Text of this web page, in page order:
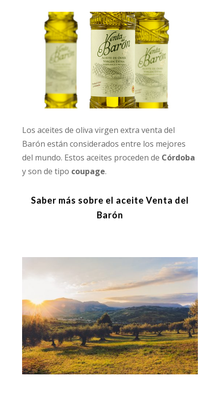
Los aceites de oliva virgen extra venta del
Barón están considerados entre los mejores
del mundo. Estos aceites proceden de Córdoba
y son de tipo coupage.
Saber más sobre el aceite Venta del
Barón